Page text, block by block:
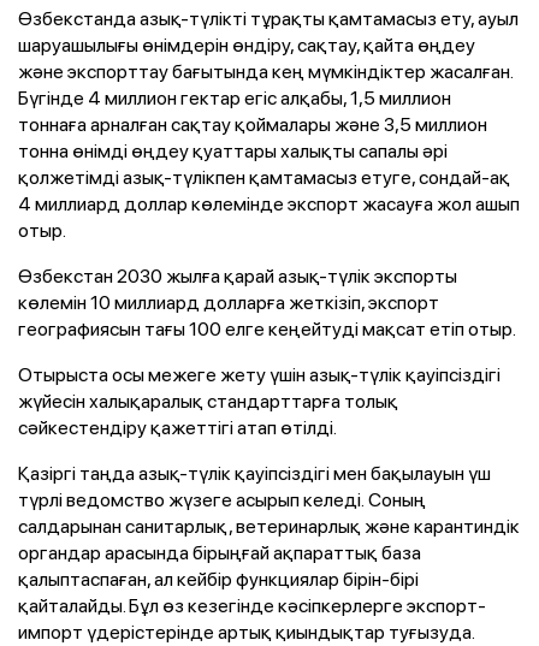
Өзбекстанда азық-түлікті тұрақты қамтамасыз ету, ауыл
шаруашылығы өнімдерін өндіру, сақтау, қайта өңдеу
және экспорттау бағытында кең мүмкіндіктер жасалған.
Бүгінде 4 миллион гектар егіс алқабы, 1,5 миллион
тоннаға арналған сақтау қоймалары және 3,5 миллион
тонна өнімді өңдеу қуаттары халықты сапалы әрі
қолжетімді азық-түлікпен қамтамасыз етуге, сондай-ақ
4 миллиард доллар көлемінде экспорт жасауға жол ашып
отыр.
Өзбекстан 2030 жылға қарай азық-түлік экспорты
көлемін 10 миллиард долларға жеткізіп, экспорт
географиясын тағы 100 елге кеңейтуді мақсат етіп отыр.
Отырыста осы межеге жету үшін азық-түлік қауіпсіздігі
жүйесін халықаралық стандарттарға толық
сәйкестендіру қажеттігі атап өтілді.
Қазіргі таңда азық-түлік қауіпсіздігі мен бақылауын үш
түрлі ведомство жүзеге асырып келеді. Соның
салдарынан санитарлық, ветеринарлық және карантиндік
органдар арасында бірыңғай ақпараттық база
қалыптаспаған, ал кейбір функциялар бірін-бірі
қайталайды. Бұл өз кезегінде кәсіпкерлерге экспорт-
импорт үдерістерінде артық қиындықтар туғызуда.